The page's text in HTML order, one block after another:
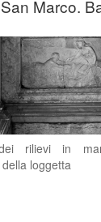
Marco.
dei rilievi in
loggetta